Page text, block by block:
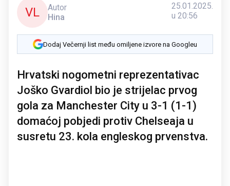
VL
Autor
Hina
25.01.2025.
u 20:56
Dodaj Večernji list među omiljene izvore na Googleu
Hrvatski nogometni reprezentativac
Joško Gvardiol bio je strijelac prvog
gola za Manchester City u 3-1 (1-1)
domaćoj pobjedi protiv Chelseaja u
susretu 23. kola engleskog prvenstva.